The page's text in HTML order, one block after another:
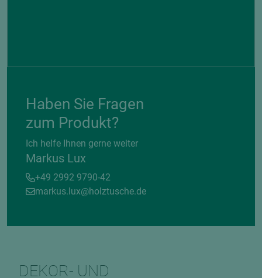
Haben Sie Fragen
zum Produkt?
Ich helfe Ihnen gerne weiter
Markus Lux
+49 2992 9790-42
markus.lux@holztusche.de
DEKOR- UND